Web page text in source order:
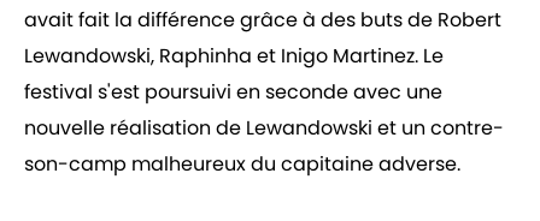
avait fait la différence grâce à des buts de Robert
Lewandowski, Raphinha et Inigo Martinez. Le
festival s'est poursuivi en seconde avec une
nouvelle réalisation de Lewandowski et un contre-
son-camp malheureux du capitaine adverse.